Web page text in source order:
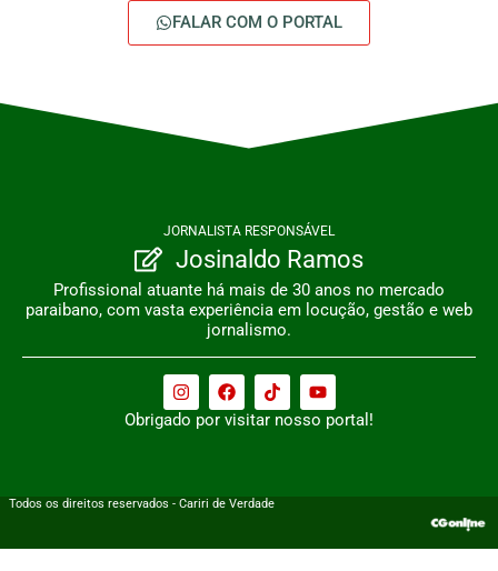
FALAR COM O PORTAL
JORNALISTA RESPONSÁVEL
Josinaldo Ramos
Profissional atuante há mais de 30 anos no mercado
paraibano, com vasta experiência em locução, gestão e web
jornalismo.
Obrigado por visitar nosso portal!
Todos os direitos reservados - Cariri de Verdade